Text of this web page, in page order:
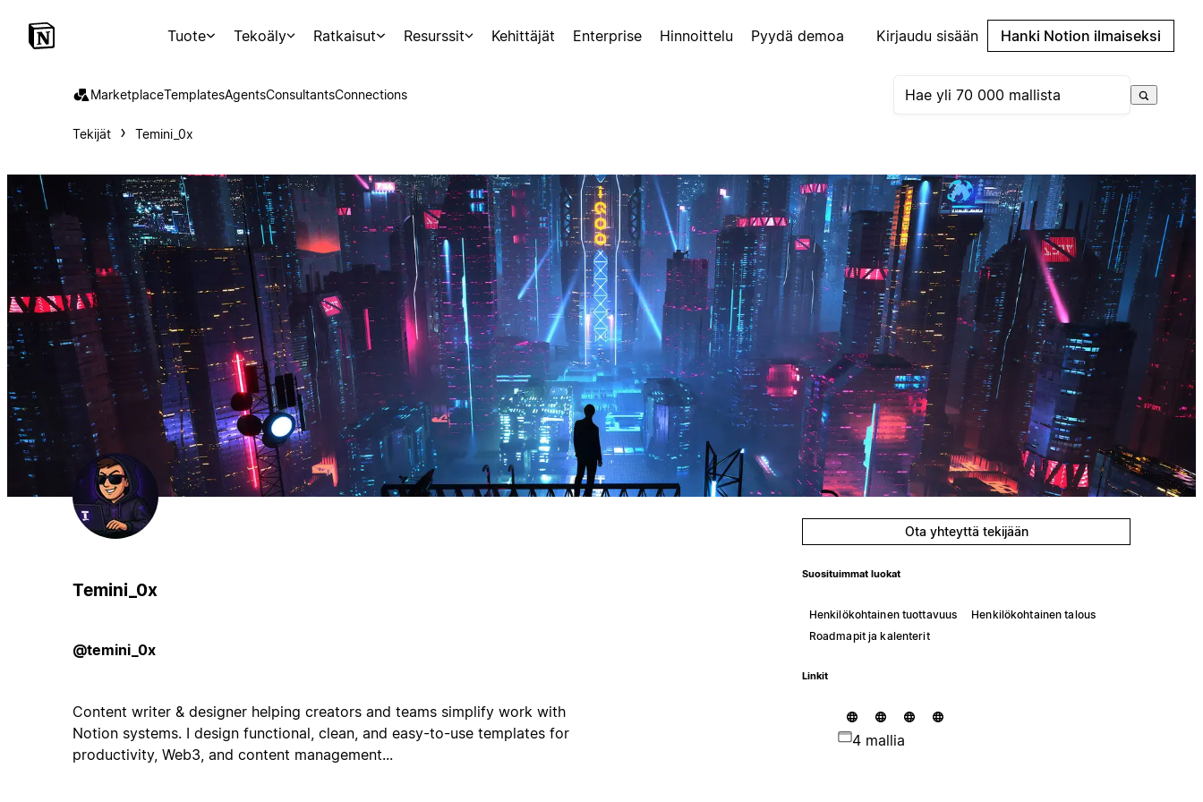
Tuote Tekoäly Ratkaisut Resurssit Kehittäjät Enterprise Hinnoittelu Pyydä demoa Kirjaudu sisään Hanki Notion ilmaiseksi
MarketplaceTemplatesAgentsConsultantsConnections
Tekijät Temini_0x
Temini_0x
@temini_0x
Content writer & designer helping creators and teams simplify work with
Notion systems. I design functional, clean, and easy-to-use templates for
productivity, Web3, and content management...
Ota yhteyttä tekijään
Suosituimmat luokat
Henkilökohtainen tuottavuus
Henkilökohtainen talous
Roadmapit ja kalenterit
Linkit
4 mallia